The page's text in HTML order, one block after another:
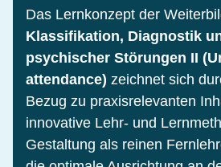
Das Lernkonzept der
Klassifikation, Diagnostik
psychischer Störungen II
attendance) zeichnet sich
Bezug zu praxisrelevanten
innovative Lehr- und
Gestaltung als reinen